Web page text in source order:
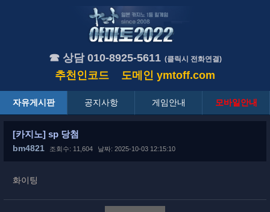
☎ 상담 010-8925-5611 (클릭시 전화연결)
추천인코드 도메인 ymtoff.com
자유게시판 공지사항 게임안내 모바일안내
[카지노] sp 당첨
bm4821 조회수: 11,604 날짜: 2025-10-03 12:15:10
화이팅